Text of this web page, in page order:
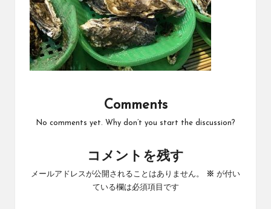
Comments
No comments yet. Why don’t you start the discussion?
コメントを残す
メールアドレスが公開されることはありません。 ※ が付い
ている欄は必須項目です